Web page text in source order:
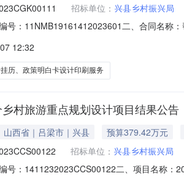
招标单位： 兴县乡村振兴局
号：11NMB19161412023601二、合同名称
吕梁市兴县蔚汾镇蔚汾北路紫琳苑底商联系
12:32
历、政策明白卡设计印刷服务
村旅游重点规划设计项目结果公告
山西省｜吕梁市｜兴县
预算379.42万元
招标单位： 兴县乡村振兴局
号：1411232023CCS00122二、项目名称：